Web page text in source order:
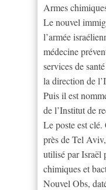
Armes
Le nouvel
l’armée
médecine
services de
la direction de
Puis il est
de l’Institut de
Le poste est
près de Tel
utilisé par Israël
chimiques et
Nouvel Obs,